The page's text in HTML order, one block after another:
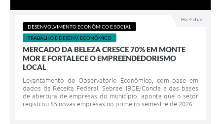
Há 4 dias
DESENVOLVIMENTO ECONÔMICO E SOCIAL
TRABALHO E DESENV. ECONÔMICO
MERCADO DA BELEZA CRESCE 70% EM MONTE
MOR E FORTALECE O EMPREENDEDORISMO
LOCAL
Levantamento do Observatório Econômico, com base em
dados da Receita Federal, Sebrae, IBGE/Concla e das bases
de abertura de empresas do município, aponta que o setor
registrou 85 novas empresas no primeiro semestre de 2026